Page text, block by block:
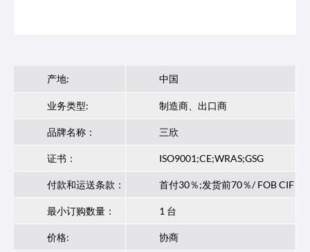
产地: 中国
业务类型: 制造商、出口商
品牌名称： 三欣
证书： ISO9001;CE;WRAS;GSG
付款和运送条款： 首付30％;发货前70％/ FOB CIF
最小订购数量： 1 台
价格: 协商